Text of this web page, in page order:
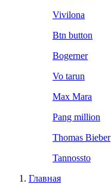
Vivilona
Btn button
Bogerner
Vo tarun
Max Mara
Pang million
Thomas Bieber
Tannossto
Главная